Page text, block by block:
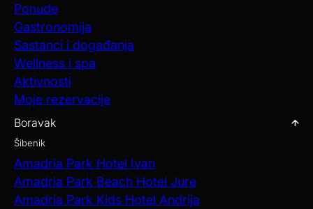
Ponude
Gastronomija
Sastanci i događanja
Wellness i spa
Aktivnosti
Moje rezervacije
Boravak
Šibenik
Amadria Park Hotel Ivan
Amadria Park Beach Hotel Jure
Amadria Park Kids Hotel Andrija